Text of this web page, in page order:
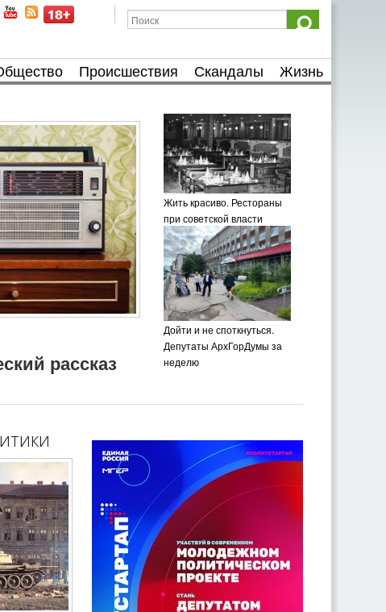
Происшествия Скандалы Жизнь
рассказ
Жить красиво. Рестораны
при советской власти
Дойти и не споткнуться.
Депутаты АрхГорДумы за
неделю